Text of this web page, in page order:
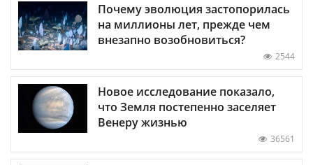
Почему эволюция застопорилась
на миллионы лет, прежде чем
внезапно возобновиться?
2544
Новое исследование показало,
что Земля постепенно заселяет
Венеру жизнью
36561